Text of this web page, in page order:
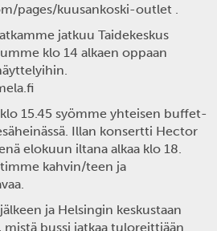
pages/kuusankoski-outlet .
jatkuu Taidekeskus
klo 14 alkaen oppaan
15.45 syömme yhteisen buffet-
Illan konsertti Hector
elokuun iltana alkaa klo 18.
kahvin/teen ja
ja Helsingin keskustaan
bussi jatkaa tuloreittiään